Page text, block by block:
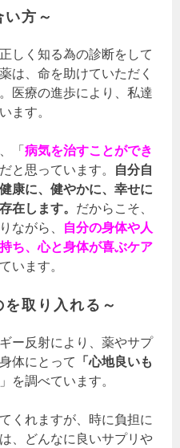
方～
しく知る為の診断をして
は、命を助けていただく
医療の進歩により、私達
ます。
「病気を治すことができ
だと思っています。 自分自
康に、健やかに、幸せに
在します。 だからこそ、
ながら、 自分の身体や人
ち、心と身体が喜ぶケア
います。
取り入れる～
ー反射により、薬やサプ
体にとって 「心地良いも
」を調べています。
くれますが、時に負担に
、どんなに良いサプリや